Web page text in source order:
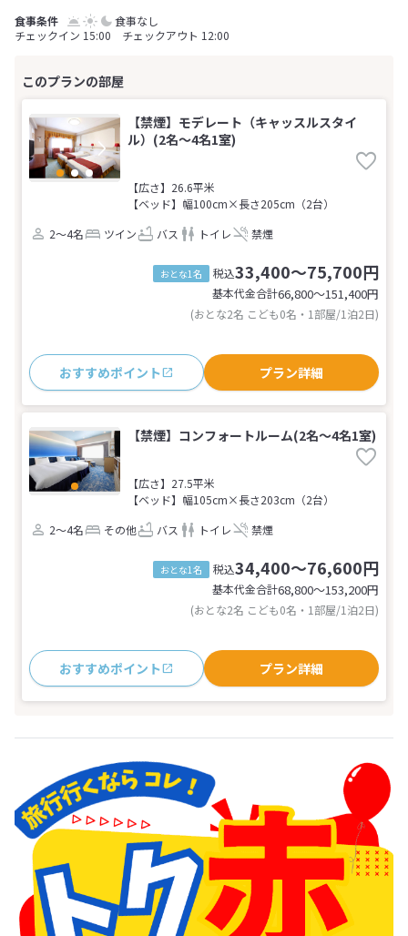
食事なし
チェックイン 15:00 チェックアウト 12:00
【禁煙】モデレート（キャッスルスタイ
ル）(2名～4名1室)
【広さ】26.6平米
【ベッド】幅100cm×長さ205cm（2台）
2～4名
ツイン バス トイレ 禁煙
おとな1名 税込33,400～75,700円
基本代金合計66,800〜151,400円
(おとな2名 こども0名・1部屋/1泊2日)
おすすめポイント プラン詳細
【禁煙】コンフォートルーム(2名～4名1室)
【広さ】27.5平米
【ベッド】幅105cm×長さ203cm（2台）
2～4名
その他 バス トイレ 禁煙
おとな1名 税込34,400～76,600円
基本代金合計68,800〜153,200円
(おとな2名 こども0名・1部屋/1泊2日)
おすすめポイント プラン詳細